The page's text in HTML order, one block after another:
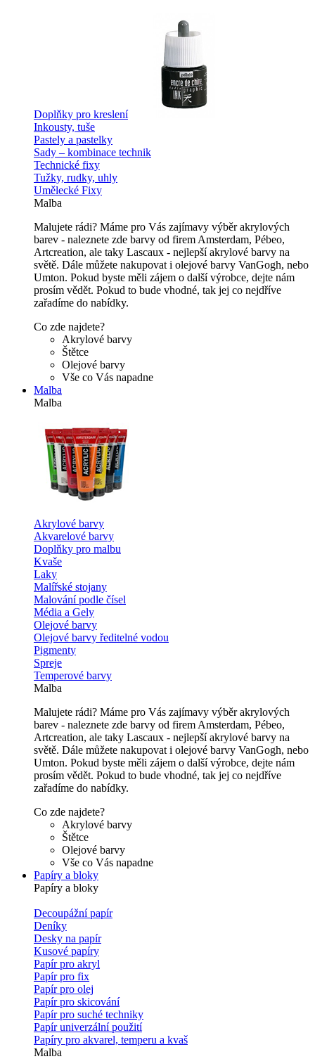
Doplňky pro kreslení
Inkousty, tuše
Pastely a pastelky
Sady – kombinace technik
Technické fixy
Tužky, rudky, uhly
Umělecké Fixy
Malba
Malujete rádi? Máme pro Vás zajímavy výběr akrylových
barev - naleznete zde barvy od firem Amsterdam, Pébeo,
Artcreation, ale taky Lascaux - nejlepší akrylové barvy na
světě. Dále můžete nakupovat i olejové barvy VanGogh, nebo
Umton. Pokud byste měli zájem o další výrobce, dejte nám
prosím vědět. Pokud to bude vhodné, tak jej co nejdříve
zařadíme do nabídky.
Co zde najdete?
Akrylové barvy
Štětce
Olejové barvy
Vše co Vás napadne
Malba
Malba
Akrylové barvy
Akvarelové barvy
Doplňky pro malbu
Kvaše
Laky
Malířské stojany
Malování podle čísel
Média a Gely
Olejové barvy
Olejové barvy ředitelné vodou
Pigmenty
Spreje
Temperové barvy
Malba
Malujete rádi? Máme pro Vás zajímavy výběr akrylových
barev - naleznete zde barvy od firem Amsterdam, Pébeo,
Artcreation, ale taky Lascaux - nejlepší akrylové barvy na
světě. Dále můžete nakupovat i olejové barvy VanGogh, nebo
Umton. Pokud byste měli zájem o další výrobce, dejte nám
prosím vědět. Pokud to bude vhodné, tak jej co nejdříve
zařadíme do nabídky.
Co zde najdete?
Akrylové barvy
Štětce
Olejové barvy
Vše co Vás napadne
Papíry a bloky
Papíry a bloky
Decoupážní papír
Deníky
Desky na papír
Kusové papíry
Papír pro akryl
Papír pro fix
Papír pro olej
Papír pro skicování
Papír pro suché techniky
Papír univerzální použití
Papíry pro akvarel, temperu a kvaš
Malba